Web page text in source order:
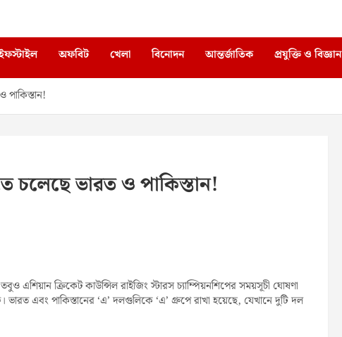
অফবিট খেলা বিনোদন আন্তর্জাতিক প্রযুক্তি ও বিজ্ঞান
চলেছে ভারত ও পাকিস্তান!
এশিয়ান ক্রিকেট কাউন্সিল রাইজিং স্টারস চ্যাম্পিয়নশিপের সময়সূচী ঘোষণা
এবং পাকিস্তানের ‘এ’ দলগুলিকে ‘এ’ গ্রুপে রাখা হয়েছে, যেখানে দুটি দল